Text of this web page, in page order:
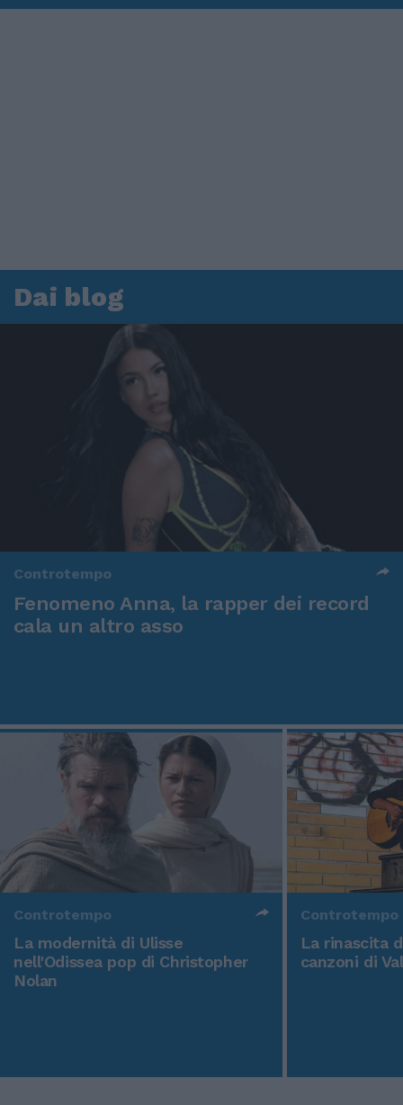
Dai blog
Controtempo
Fenomeno Anna, la rapper dei record
cala un altro asso
Controtempo
La modernità di Ulisse
nell'Odissea pop di Christopher
Nolan
Controtempo
La rinascita
canzoni di